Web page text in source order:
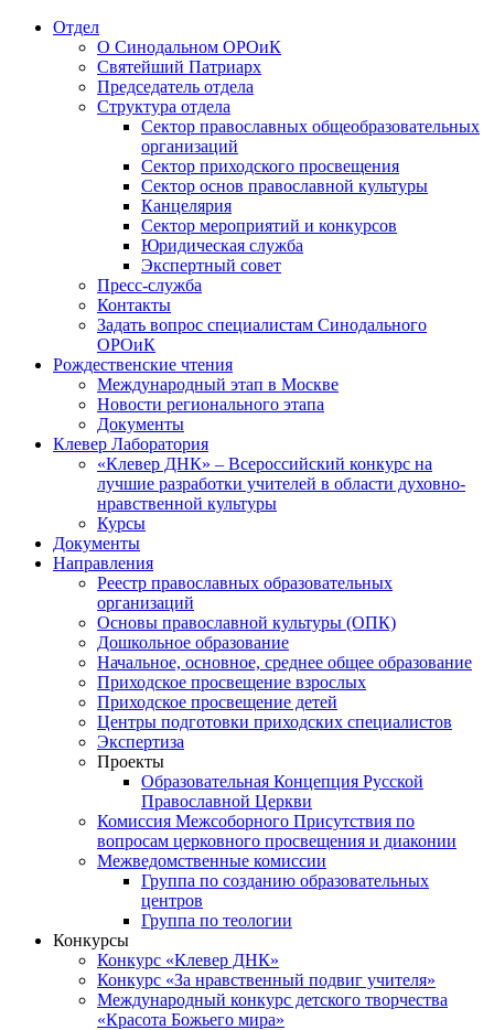
Отдел
О Синодальном ОРОиК
Святейший Патриарх
Председатель отдела
Структура отдела
Сектор православных общеобразовательных
организаций
Сектор приходского просвещения
Сектор основ православной культуры
Канцелярия
Сектор мероприятий и конкурсов
Юридическая служба
Экспертный совет
Пресс-служба
Контакты
Задать вопрос специалистам Синодального
ОРОиК
Рождественские чтения
Международный этап в Москве
Новости регионального этапа
Документы
Клевер Лаборатория
«Клевер ДНК» – Всероссийский конкурс на
лучшие разработки учителей в области духовно-
нравственной культуры
Курсы
Документы
Направления
Реестр православных образовательных
организаций
Основы православной культуры (ОПК)
Дошкольное образование
Начальное, основное, среднее общее образование
Приходское просвещение взрослых
Приходское просвещение детей
Центры подготовки приходских специалистов
Экспертиза
Проекты
Образовательная Концепция Русской
Православной Церкви
Комиссия Межсоборного Присутствия по
вопросам церковного просвещения и диаконии
Межведомственные комиссии
Группа по созданию образовательных
центров
Группа по теологии
Конкурсы
Конкурс «Клевер ДНК»
Конкурс «За нравственный подвиг учителя»
Международный конкурс детского творчества
«Красота Божьего мира»